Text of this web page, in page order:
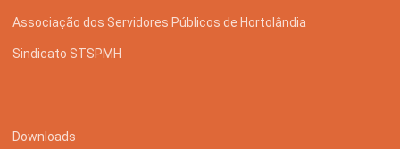
Associação dos Servidores Públicos de Hortolândia
Sindicato STSPMH
Downloads